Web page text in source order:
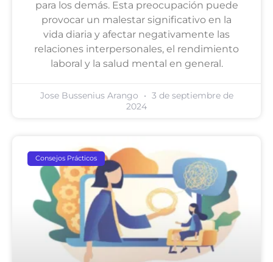
para los demás. Esta preocupación puede
provocar un malestar significativo en la
vida diaria y afectar negativamente las
relaciones interpersonales, el rendimiento
laboral y la salud mental en general.
Jose Bussenius Arango
3 de septiembre de
2024
Consejos Prácticos